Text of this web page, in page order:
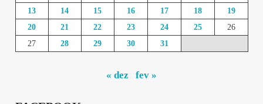
13
14 15 16 17 18
19
20
21 22 23 24 25
26
27
28 29 30 31
« dez fev »